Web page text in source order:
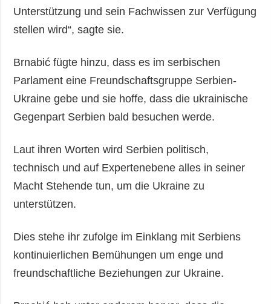
Unterstützung und sein Fachwissen zur Verfügung
stellen wird“, sagte sie.
Brnabić fügte hinzu, dass es im serbischen
Parlament eine Freundschaftsgruppe Serbien-
Ukraine gebe und sie hoffe, dass die ukrainische
Gegenpart Serbien bald besuchen werde.
Laut ihren Worten wird Serbien politisch,
technisch und auf Expertenebene alles in seiner
Macht Stehende tun, um die Ukraine zu
unterstützen.
Dies stehe ihr zufolge im Einklang mit Serbiens
kontinuierlichen Bemühungen um enge und
freundschaftliche Beziehungen zur Ukraine.